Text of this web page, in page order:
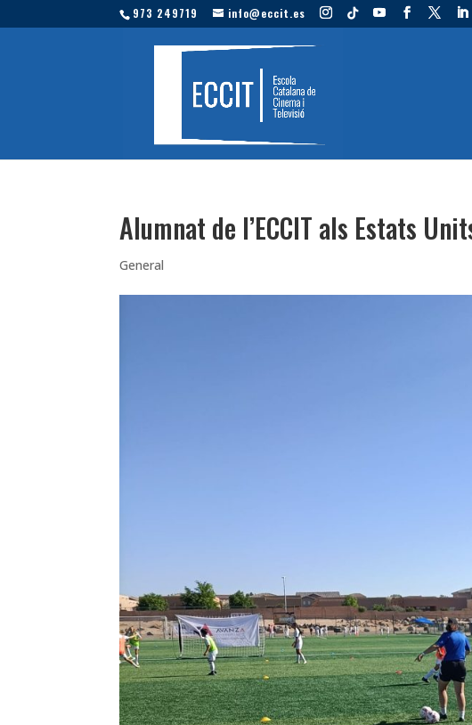
973 249719 info@eccit.es
Alumnat de l’ECCIT als Estats
General